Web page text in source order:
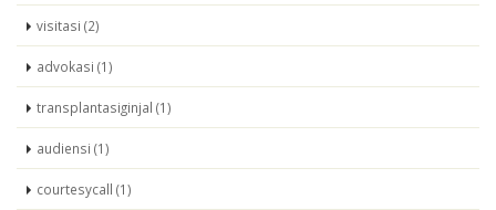
visitasi (2)
advokasi (1)
transplantasiginjal (1)
audiensi (1)
courtesycall (1)